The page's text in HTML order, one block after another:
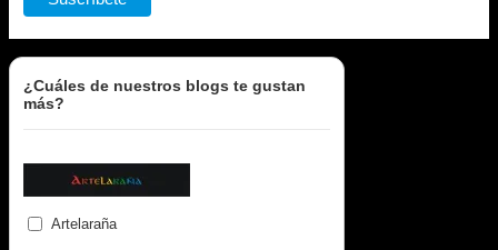
¿Cuáles de nuestros blogs te gustan
más?
Artelaraña